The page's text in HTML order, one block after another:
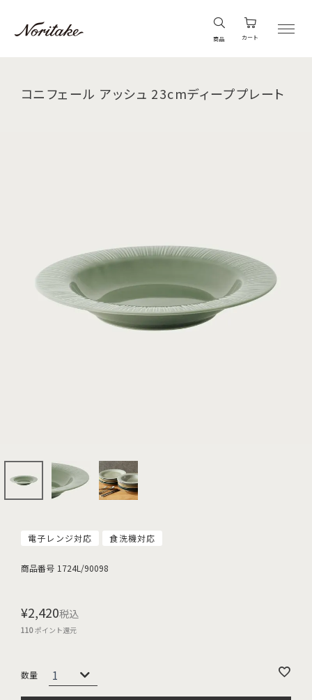
商品 カート
コニフェール アッシュ 23cmディーププレート
電子レンジ対応 食洗機対応
商品番号 1724L/90098
¥2,420税込
110ポイント還元